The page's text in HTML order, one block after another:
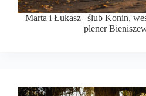
Marta i Łukasz | ślub Konin,
plener